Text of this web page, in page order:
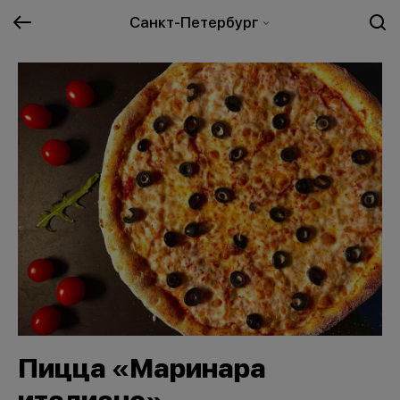
Санкт-Петербург
Пицца «Маринара